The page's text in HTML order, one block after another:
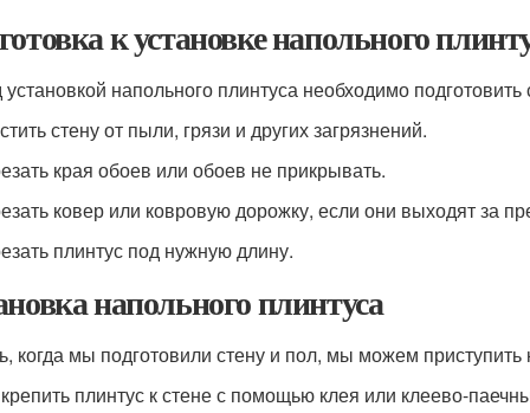
к установке напольного
напольного плинтуса необходимо подготовить
стену от пыли, грязи и других загрязнений.
края обоев или обоев не прикрывать.
ковер или ковровую дорожку, если они выходят за
плинтус под нужную длину.
напольного плинтуса
когда мы подготовили стену и пол, мы можем приступить
плинтус к стене с помощью клея или клеево-